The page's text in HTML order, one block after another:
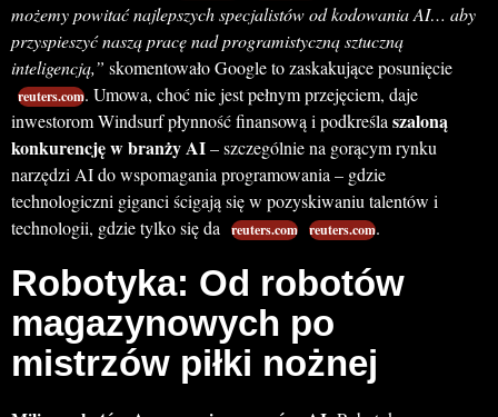
możemy powitać najlepszych specjalistów od kodowania AI… aby
przyspieszyć naszą pracę nad programistyczną sztuczną
inteligencją,” skomentowało Google to zaskakujące posunięcie
reuters.com. Umowa, choć nie jest pełnym przejęciem, daje
inwestorom Windsurf płynność finansową i podkreśla szaloną
konkurencję w branży AI– szczególnie na gorącym rynku
narzędzi AI do wspomagania programowania – gdzie
technologiczni giganci ścigają się w pozyskiwaniu talentów i
technologii, gdzie tylko się da
reuters.com reuters.com.
Robotyka: Od robotów
magazynowych po
mistrzów piłki nożnej